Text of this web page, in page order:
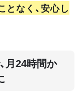
なく、安心し
月24時間か